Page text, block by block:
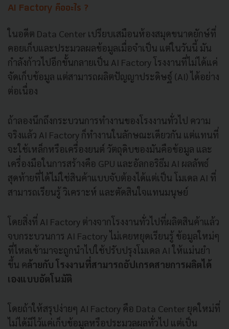
AI Factory คืออะไร ?
ในอดีต Data Center เปรียบเสมือนห้องสมุดขนาดยักษ์ที่
คอยเก็บและประมวลผลข้อมูลเมื่อจำเป็น แต่ในวันนี้ มัน
กำลังก้าวไปอีกขั้นกลายเป็น AI Factory โรงงานที่ไม่ได้แค่
จัดเก็บข้อมูล แต่สามารถผลิตปัญญาประดิษฐ์ (AI) ได้อย่าง
ต่อเนื่อง
ถ้าลองนึกถึงกระบวนการทำงานของโรงงานทั่วไป ความ
จริงแล้ว AI Factory ก็ทำงานในลักษณะเดียวกัน แต่แทนที่
จะใช้เหล็กหรือเครื่องยนต์ วัตถุดิบของมันคือข้อมูล และ
เครื่องมือในการสร้างคือ GPU และอัลกอริธึม AI ผลลัพธ์
สุดท้ายที่ได้ไม่ใช่สินค้าแบบจับต้องได้แต่เป็น โมเดล AI ที่
สามารถเรียนรู้ วิเคราะห์ และตัดสินใจแทนมนุษย์
โดยสิ่งที่ AI Factory ต่างจากโรงงานทั่วไปที่ผลิตสินค้าแล้ว
จบกระบวนการ AI Factory ไม่เคยหยุดเรียนรู้ ข้อมูลใหม่ๆ
ที่ไหลเข้ามาจะถูกนำไปใช้ปรับปรุงโมเดล AI ให้แม่นยำ
ขึ้น คล้ายกับ โรงงานที่สามารถอัปเกรดสายการผลิตได้
เองแบบอัตโนมัติ
โดยถ้าให้สรุปง่ายๆ AI Factory คือ Data Center ยุคใหม่ที่
ไม่ได้มีไว้แค่เก็บข้อมูลหรือประมวลผลทั่วไป แต่เป็น